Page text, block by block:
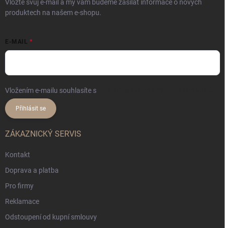
Vložte svůj e-mail a my vám budeme zasílat informace o nových
produktech na našem e-shopu.
E-MAIL
Vložením e-mailu souhlasíte s
Přihlásit se
ZÁKAZNICKÝ SERVIS
Kontakt
Doprava a platba
Pro firmy
Reklamace
Odstoupení od kupní smlouvy